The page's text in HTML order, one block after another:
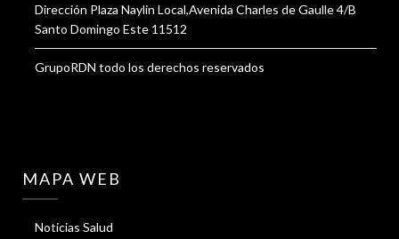
Dirección Plaza Naylin Local,Avenida Charles de Gaulle 4/B
Santo Domingo Este 11512
GrupoRDN todo los derechos reservados
MAPA WEB
Noticias Salud